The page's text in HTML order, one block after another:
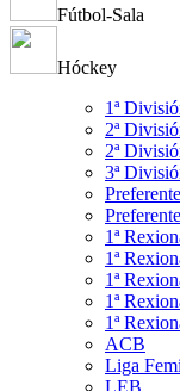
Fútbol-Sala
Hóckey
1ª
2ª
2ª
3ª
1ª
1ª
1ª
1ª
1ª
ACB
Liga
LEB